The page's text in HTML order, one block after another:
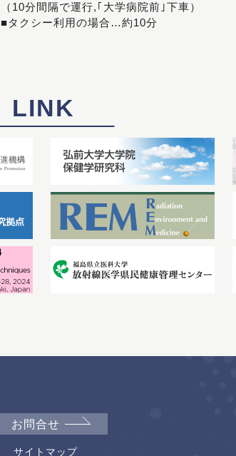
（10分間隔で運行,｢大学病院前｣下車）
■タクシー利用の場合…約10分
LINK
お問合せ
サイトマップ